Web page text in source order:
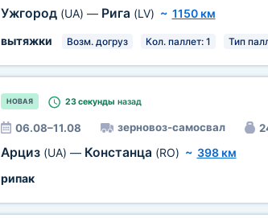
Ужгород (UA) — Рига (LV) ~ 1150 км
вытяжки
Возм. догруз Кол. паллет: 1 Тип
НОВАЯ 23 секунды назад
06.08–11.08 зерновоз-самосвал
Арциз (UA) — Констанца (RO) ~ 398 км
рипак